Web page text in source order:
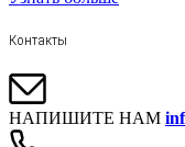
Контакты
НАПИШИТЕ НАМ